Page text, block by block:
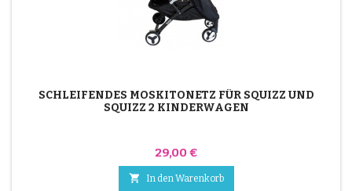
SCHLEIFENDES MOSKITONETZ FÜR SQUIZZ UND
SQUIZZ 2 KINDERWAGEN
Preis
29,00 €
 In den Warenkorb